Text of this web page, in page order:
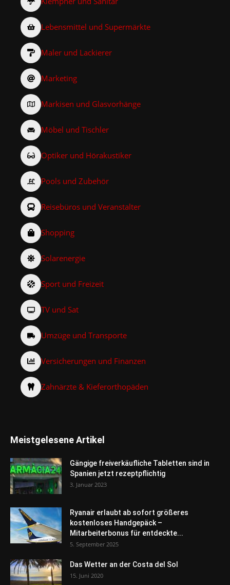
Lebensmittel und Supermärkte
Maler und Lackierer
Marketing
Markisen und Glasvorhänge
Möbel und Tischler
Optiker und Hörakustiker
Pools und Zubehör
Reisebüros und Veranstalter
Shopping
Solarenergie
Sport und Freizeit
TV und Sat
Umzüge und Transporte
Versicherungen und Finanzen
Zahnärzte & Kieferorthopäden
Meistgelesene Artikel
Gängige freiverkäufliche Tabletten sind in
Spanien jetzt rezeptpflichtig
3. Januar 2023
Ryanair erlaubt ab sofort größeres
kostenloses Handgepäck –
Mitarbeiterbonus für entdeckte...
5. September 2025
Das Wetter an der Costa del Sol
15. Juni 2020